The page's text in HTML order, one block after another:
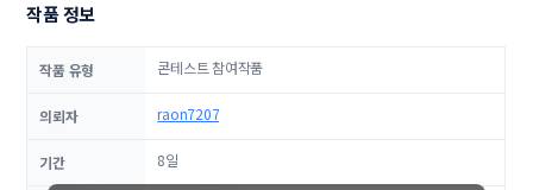
작품 정보
작품 유형 콘테스트 참여작품
의뢰자 raon7207
기간 8일